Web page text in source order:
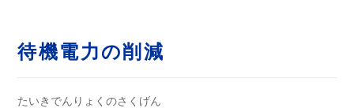
待機電力の削減
たいきでんりょくのさくげん